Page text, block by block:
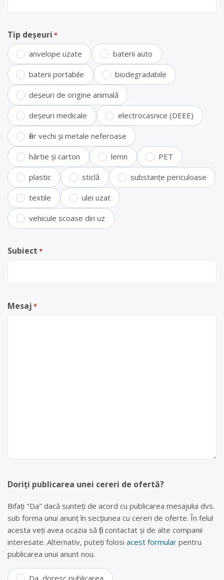
Tip deșeuri *
anvelope uzate baterii auto
baterii portabile biodegradabile
deșeuri de origine animală
deșeuri medicale electrocasnice (DEEE)
fier vechi și metale neferoase
hârtie și carton lemn PET
plastic sticlă substanțe periculoase
textile ulei uzat
vehicule scoase din uz
Subiect *
Mesaj *
Doriți publicarea unei cereri de ofertă?
Bifați "Da" dacă sunteți de acord cu publicarea mesajului dvs.
sub forma unui anunț în secțiunea cu cereri de oferte. În felul
acesta veți avea ocazia să fiți contactat și de alte companii
interesate. Alternativ, puteți folosi acest formular pentru
publicarea unui anunt nou.
Da, doresc publicarea